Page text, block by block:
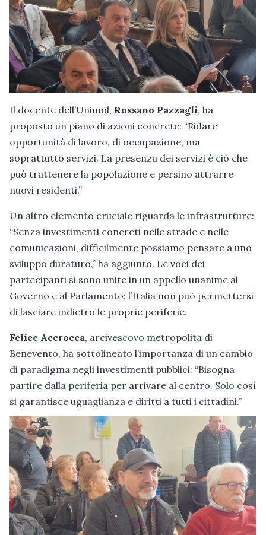
Il docente dell’Unimol, Rossano Pazzagli, ha
proposto un piano di azioni concrete: “Ridare
opportunità di lavoro, di occupazione, ma
soprattutto servizi. La presenza dei servizi è ciò che
può trattenere la popolazione e persino attrarre
nuovi residenti.”
Un altro elemento cruciale riguarda le infrastrutture:
“Senza investimenti concreti nelle strade e nelle
comunicazioni, difficilmente possiamo pensare a uno
sviluppo duraturo,” ha aggiunto. Le voci dei
partecipanti si sono unite in un appello unanime al
Governo e al Parlamento: l’Italia non può permettersi
di lasciare indietro le proprie periferie.
Felice Accrocca, arcivescovo metropolita di
Benevento, ha sottolineato l’importanza di un cambio
di paradigma negli investimenti pubblici: “Bisogna
partire dalla periferia per arrivare al centro. Solo così
si garantisce uguaglianza e diritti a tutti i cittadini.”